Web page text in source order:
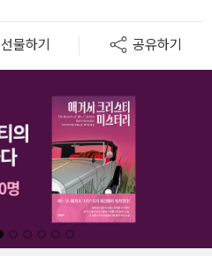
선물하기 공유하기